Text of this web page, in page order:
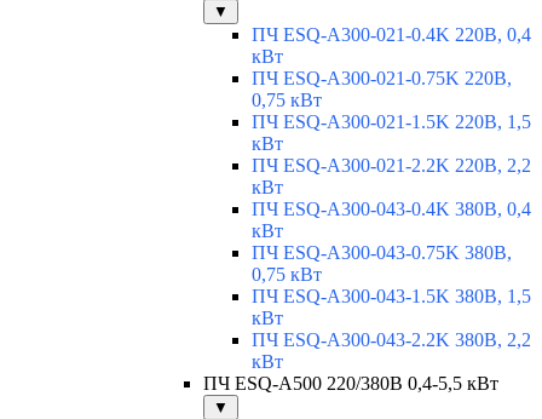
▼
ПЧ ESQ-A300-021-0.4K 220В, 0,4
кВт
ПЧ ESQ-A300-021-0.75K 220В,
0,75 кВт
ПЧ ESQ-A300-021-1.5K 220В, 1,5
кВт
ПЧ ESQ-A300-021-2.2K 220В, 2,2
кВт
ПЧ ESQ-A300-043-0.4K 380В, 0,4
кВт
ПЧ ESQ-A300-043-0.75K 380В,
0,75 кВт
ПЧ ESQ-A300-043-1.5K 380В, 1,5
кВт
ПЧ ESQ-A300-043-2.2K 380В, 2,2
кВт
ПЧ ESQ-A500 220/380В 0,4-5,5 кВт
▼